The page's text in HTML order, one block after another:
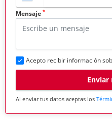
Mensaje *
Acepto recibir información
Enviar
Al enviar tus datos aceptas los